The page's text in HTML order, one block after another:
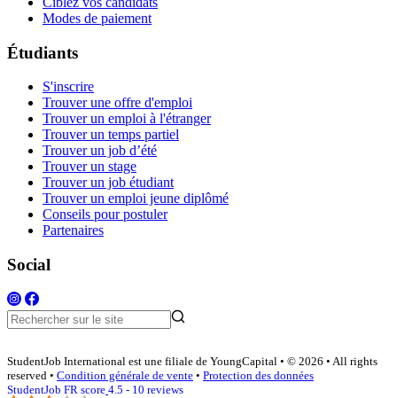
Modes de paiement
Étudiants
S'inscrire
Trouver une offre d'emploi
Trouver un emploi à l'étranger
Trouver un temps partiel
Trouver un job d’été
Trouver un stage
Trouver un job étudiant
Trouver un emploi jeune diplômé
Conseils pour postuler
Partenaires
Social
StudentJob International est une filiale de YoungCapital • © 2026 • All rights
reserved • Condition générale de vente • Protection des données
StudentJob FR score 4.5 - 10 reviews